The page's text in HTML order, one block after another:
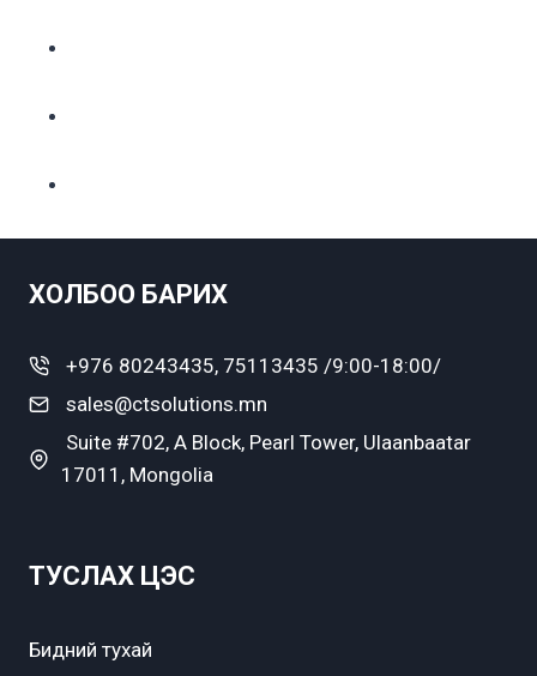
ХОЛБОО БАРИХ
+976 80243435, 75113435 /9:00-18:00/
sales@ctsolutions.mn
Suite #702, A Block, Pearl Tower, Ulaanbaatar
17011, Mongolia
ТУСЛАХ ЦЭС
Бидний тухай